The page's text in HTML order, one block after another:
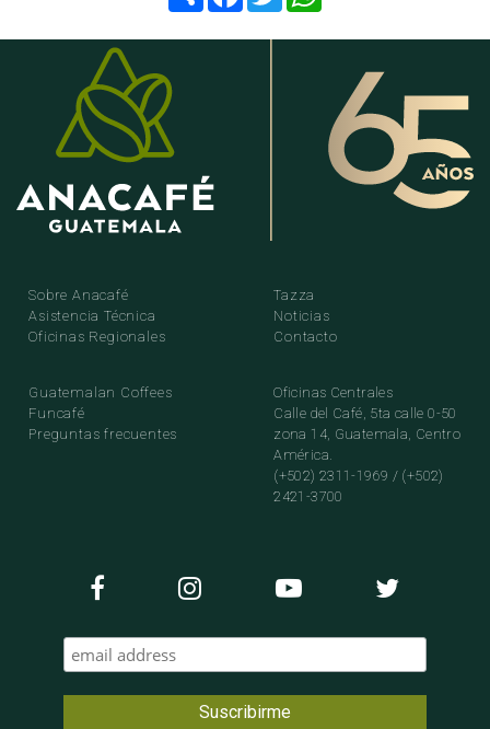
Sobre Anacafé
Asistencia Técnica
Oficinas Regionales
Tazza
Noticias
Contacto
Guatemalan Coffees
Funcafé
Preguntas frecuentes
Oficinas Centrales
Calle del Café, 5ta calle 0-50
zona 14, Guatemala, Centro
América.
(+502) 2311-1969 / (+502)
2421-3700